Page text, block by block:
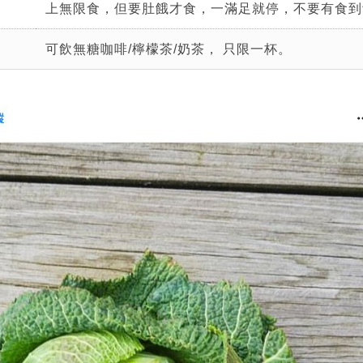
上無限食，但要肚餓才食，一滿足就停，不要有食
可飲無糖咖啡/檸檬茶/奶茶， 只限一杯。